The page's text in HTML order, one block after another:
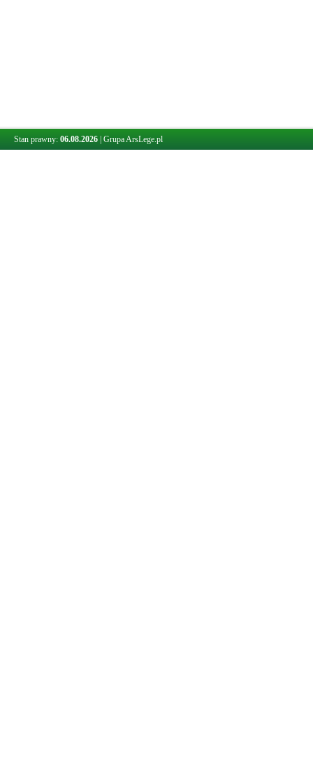
Stan prawny: 06.08.2026 Grupa ArsLege.pl